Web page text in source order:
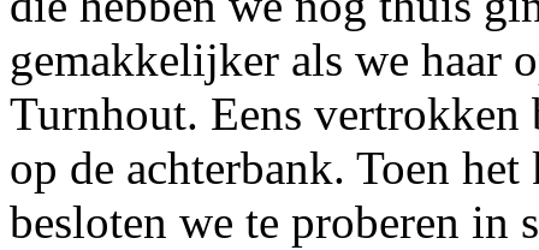
gemakkelijker als we haar
Turnhout. Eens vertrokken
op de achterbank. Toen
besloten we te proberen in